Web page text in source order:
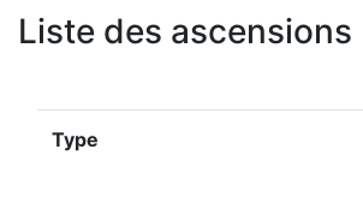
Liste des ascensions
Type